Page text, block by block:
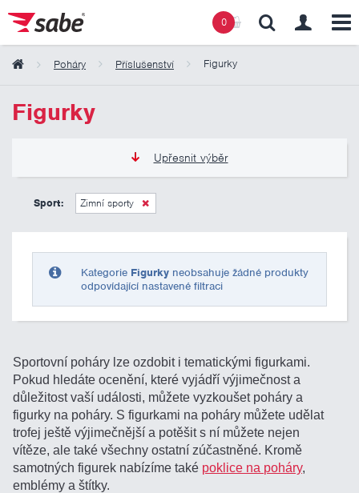
0
Poháry Příslušenství Figurky
Figurky
Upřesnit výběr
0 Kč
Sport: Zimní sporty
Kategorie Figurky neobsahuje žádné produkty
odpovídající nastavené filtraci
Sportovní poháry lze ozdobit i tematickými figurkami.
Pokud hledáte ocenění, které vyjádří výjimečnost a
důležitost vaší události, můžete vyzkoušet poháry a
figurky na poháry. S figurkami na poháry můžete udělat
trofej ještě výjimečnější a potěšit s ní můžete nejen
vítěze, ale také všechny ostatní zúčastněné. Kromě
samotných figurek nabízíme také poklice na poháry,
emblémy a štítky.
Obsah košíku